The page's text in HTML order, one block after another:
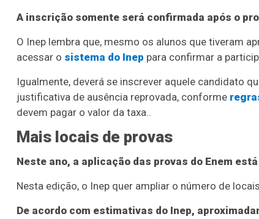
A inscrição somente será confirmada após o
O Inep lembra que, mesmo os alunos que tiveram
acessar o sistema do Inep para confirmar a
Igualmente, deverá se inscrever aquele candidato
justificativa de ausência reprovada, conforme
devem pagar o valor da taxa..
Mais locais de provas
Neste ano, a aplicação das provas do Enem
Nesta edição, o Inep quer ampliar o número de
De acordo com estimativas do Inep,